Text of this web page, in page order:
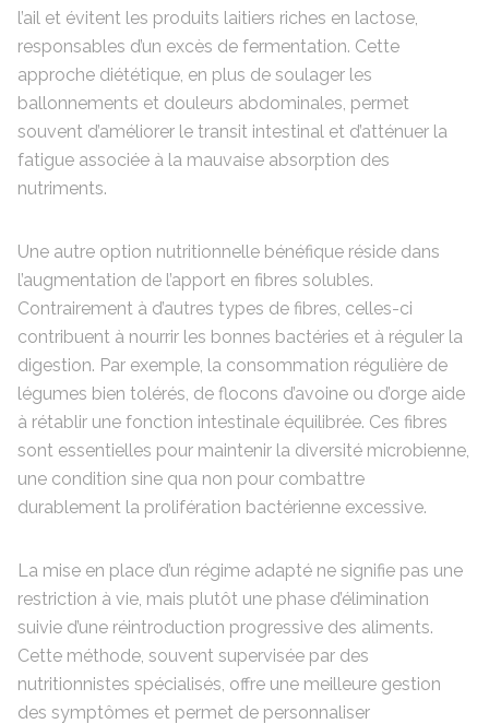
l’ail et évitent les produits laitiers riches en lactose,
responsables d’un excès de fermentation. Cette
approche diététique, en plus de soulager les
ballonnements et douleurs abdominales, permet
souvent d’améliorer le transit intestinal et d’atténuer la
fatigue associée à la mauvaise absorption des
nutriments.
Une autre option nutritionnelle bénéfique réside dans
l’augmentation de l’apport en fibres solubles.
Contrairement à d’autres types de fibres, celles-ci
contribuent à nourrir les bonnes bactéries et à réguler la
digestion. Par exemple, la consommation régulière de
légumes bien tolérés, de flocons d’avoine ou d’orge aide
à rétablir une fonction intestinale équilibrée. Ces fibres
sont essentielles pour maintenir la diversité microbienne,
une condition sine qua non pour combattre
durablement la prolifération bactérienne excessive.
La mise en place d’un régime adapté ne signifie pas une
restriction à vie, mais plutôt une phase d’élimination
suivie d’une réintroduction progressive des aliments.
Cette méthode, souvent supervisée par des
nutritionnistes spécialisés, offre une meilleure gestion
des symptômes et permet de personnaliser